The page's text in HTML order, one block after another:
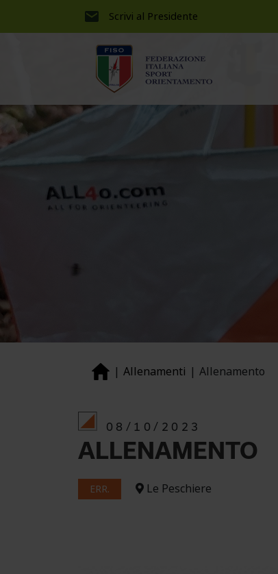
Scrivi al Presidente
Allenamenti Allenamento
08/10/2023
ALLENAMENTO
ERR. Le Peschiere